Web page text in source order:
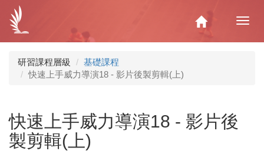
內
Home
研習課程層級
基礎課程
快速上手威力導演18 - 影片後製剪輯(上)
快速上手威力導演18 - 影片後
製剪輯(上)